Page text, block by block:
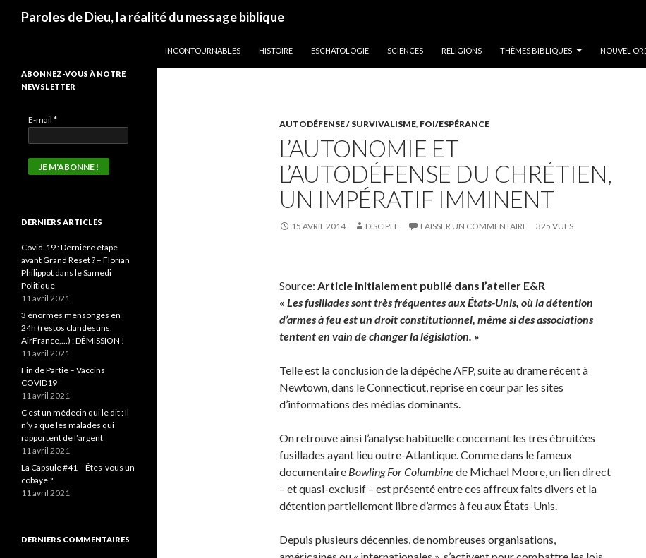
Paroles de Dieu, la réalité du message biblique
INCONTOURNABLES
HISTOIRE ESCHATOLOGIE SCIENCES RELIGIONS THÈMES BIBLIQUES NOUVEL
AUTODÉFENSE / SURVIVALISME, FOI/ESPÉRANCE
L’AUTONOMIE ET
L’AUTODÉFENSE DU CHRÉTIEN,
UN IMPÉRATIF IMMINENT
15 AVRIL 2014 DISCIPLE LAISSER UN COMMENTAIRE 325 VUES
Source: Article initialement publié dans l’atelier E&R
« Les fusillades sont très fréquentes aux États-Unis, où la détention
d’armes à feu est un droit constitutionnel, même si des associations
tentent en vain de changer la législation. »
Telle est la conclusion de la dépêche AFP, suite au drame récent à
Newtown, dans le Connecticut, reprise en cœur par les sites
d’informations des médias dominants.
On retrouve ainsi l’analyse habituelle concernant les très ébruitées
fusillades ayant lieu outre-Atlantique. Comme dans le fameux
documentaire Bowling For Columbinede Michael Moore, un lien direct
– et quasi-exclusif – est présenté entre ces affreux faits divers et la
détention partiellement libre d’armes à feu aux États-Unis.
Depuis plusieurs décennies, de nombreuses organisations,
ABONNEZ-VOUS À NOTRE
NEWSLETTER
E-mail *
DERNIERS ARTICLES
Covid-19 : Dernière étape
avant Grand Reset ? – Florian
Philippot dans le Samedi
Politique
11 avril 2021
3 énormes mensonges en
24h (restos clandestins,
AirFrance,…) : DÉMISSION !
11 avril 2021
Fin de Partie – Vaccins
COVID19
11 avril 2021
C’est un médecin qui le dit : Il
n’y a que les malades qui
rapportent de l’argent
11 avril 2021
La Capsule #41 – Êtes-vous un
cobaye ?
11 avril 2021
DERNIERS COMMENTAIRES